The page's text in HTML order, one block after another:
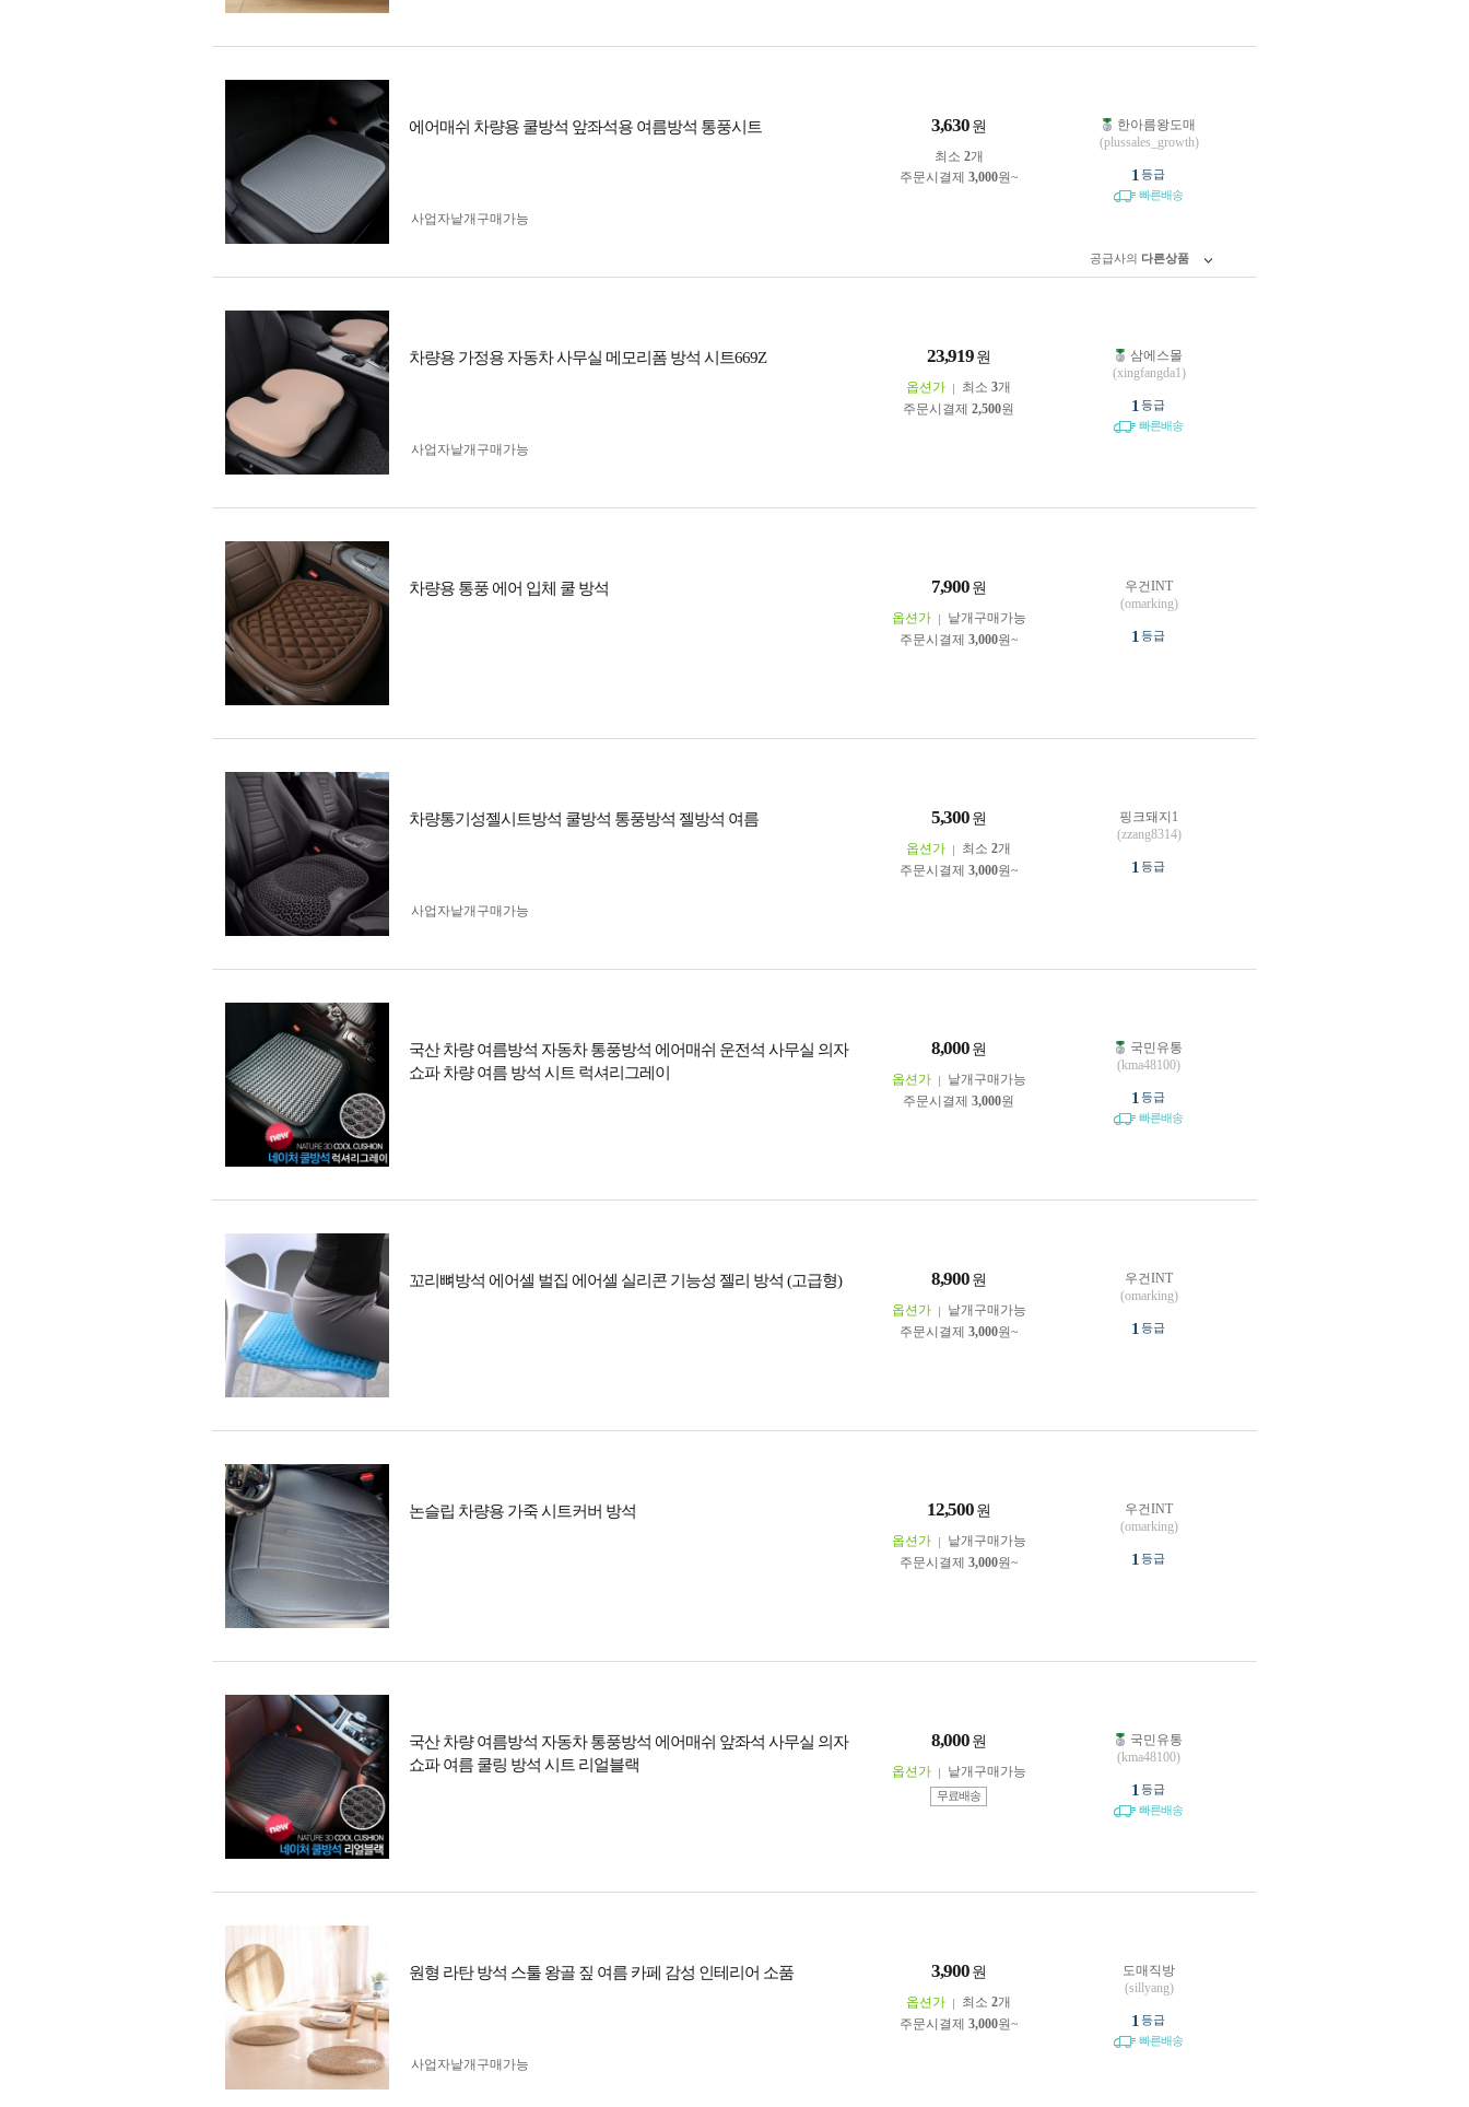
에어매쉬 차량용 쿨방석 앞좌석용 여름방석 통풍시트 3,630 원
최소 2개
주문시결제 3,000원~
사업자 낱개구매가능
한아름왕도매
(plussales_growth)
1 등급
빠른배송
공급사의 다른상품
차량용 가정용 자동차 사무실 메모리폼 방석 시트669Z 23,919 원
옵션가 최소 3개
주문시결제 2,500원
사업자 낱개구매가능
삼에스몰
(xingfangda1)
1 등급
빠른배송
차량용 통풍 에어 입체 쿨 방석 7,900 원
옵션가
낱개구매가능
주문시결제 3,000원~
우건INT
(omarking)
1 등급
차량통기성젤시트방석 쿨방석 통풍방석 젤방석 여름 5,300 원
옵션가 최소 2개
주문시결제 3,000원~
사업자 낱개구매가능
핑크돼지1
(zzang8314)
1 등급
국산 차량 여름방석 자동차 통풍방석 에어매쉬 운전석 사무실 의자
쇼파 차량 여름 방석 시트 럭셔리그레이
8,000 원
옵션가
낱개구매가능
주문시결제 3,000원
국민유통
(kma48100)
1 등급
빠른배송
꼬리뼈방석 에어셀 벌집 에어셀 실리콘 기능성 젤리 방석 (고급형) 8,900 원
옵션가
낱개구매가능
주문시결제 3,000원~
우건INT
(omarking)
1 등급
논슬립 차량용 가죽 시트커버 방석 12,500 원
옵션가
낱개구매가능
주문시결제 3,000원~
우건INT
(omarking)
1 등급
국산 차량 여름방석 자동차 통풍방석 에어매쉬 앞좌석 사무실 의자
쇼파 여름 쿨링 방석 시트 리얼블랙
8,000 원
옵션가 낱개구매가능
무료배송
국민유통
(kma48100)
1 등급
빠른배송
원형 라탄 방석 스툴 왕골 짚 여름 카페 감성 인테리어 소품 3,900 원
옵션가 최소 2개
주문시결제 3,000원~
사업자 낱개구매가능
도매직방
(sillyang)
1 등급
빠른배송